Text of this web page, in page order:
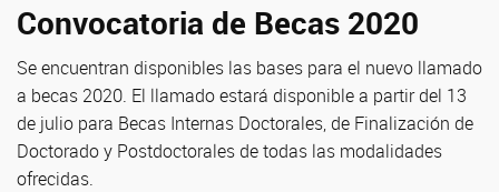
Convocatoria de Becas 2020
Se encuentran disponibles las bases para el nuevo llamado
a becas 2020. El llamado estará disponible a partir del 13
de julio para Becas Internas Doctorales, de Finalización de
Doctorado y Postdoctorales de todas las modalidades
ofrecidas.